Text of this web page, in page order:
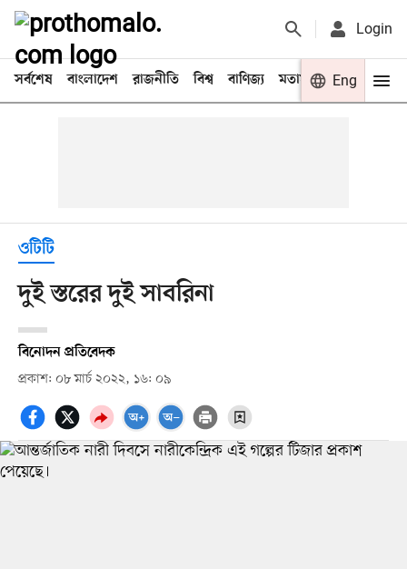
Login
সর্বশেষ বাংলাদেশ রাজনীতি বিশ্ব বাণিজ্য মতামত খেলা
Eng
ওটিটি
দুই স্তরের দুই সাবরিনা
বিনোদন প্রতিবেদক
প্রকাশ: ০৮ মার্চ ২০২২, ১৬: ০৯